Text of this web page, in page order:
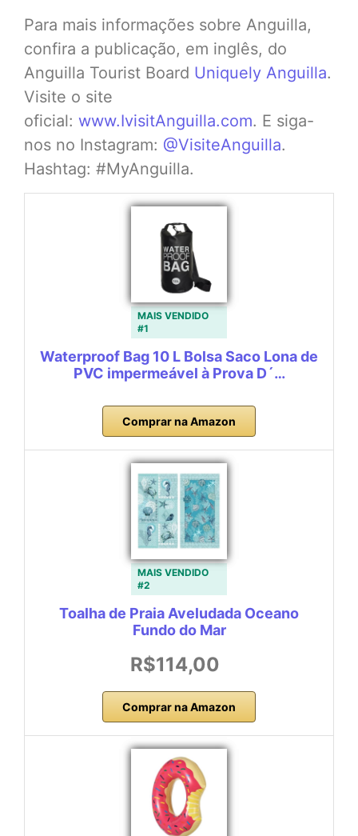
Para mais informações sobre Anguilla,
confira a publicação, em inglês, do
Anguilla Tourist Board Uniquely Anguilla.
Visite o site
oficial: www.IvisitAnguilla.com. E siga-
nos no Instagram: @VisiteAnguilla.
Hashtag: #MyAnguilla.
MAIS VENDIDO
#1
Waterproof Bag 10 L Bolsa Saco Lona de
PVC impermeável à Prova D´…
Comprar na Amazon
MAIS VENDIDO
#2
Toalha de Praia Aveludada Oceano
Fundo do Mar
R$114,00
Comprar na Amazon